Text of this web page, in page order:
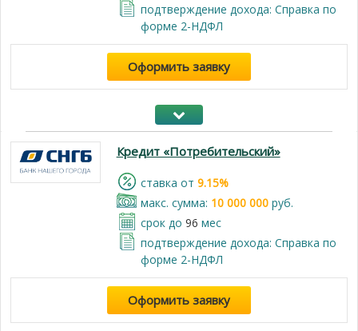
подтверждение дохода: Справка по
форме 2-НДФЛ
Оформить заявку
Кредит «Потребительский»
cтавка от 9.15%
макс. сумма: 10 000 000руб.
срок до 96 мес
подтверждение дохода: Справка по
форме 2-НДФЛ
Оформить заявку